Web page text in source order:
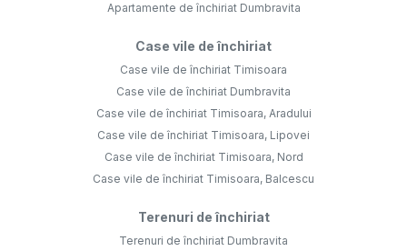
Apartamente de închiriat Dumbravita
Case vile de închiriat
Case vile de închiriat Timisoara
Case vile de închiriat Dumbravita
Case vile de închiriat Timisoara, Aradului
Case vile de închiriat Timisoara, Lipovei
Case vile de închiriat Timisoara, Nord
Case vile de închiriat Timisoara, Balcescu
Terenuri de închiriat
Terenuri de închiriat Dumbravita